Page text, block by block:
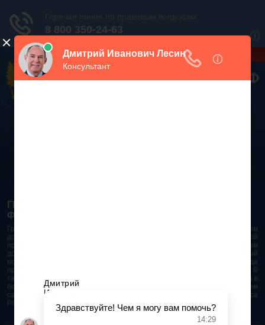
ГРАЖДАНСКИЙ КОДЕКС РОССИЙСКОЙ
ФЕДЕРАЦИИ 2026 - 2025
Гражданский Кодекс Российской Федерации является основным
документом правового поля в Российской Федерации. И именно по этой
причине в него часто вносят изменения. При работе с таким важным
документом необходимо убедиться в его актуальности на данный
момент. Разобраться во всех тонкостях и нюансах не всегда
представляется возможным. Особенно если это нужно сделать быстро. В
таком случае самым простым и эффективным решением будет звонок в
бесплатную юридическую консультацию. Телефон указан на нашем
сайте. На сайте опубликована последняя редакция Гражданского кодекса
РФ 2026 - 2025